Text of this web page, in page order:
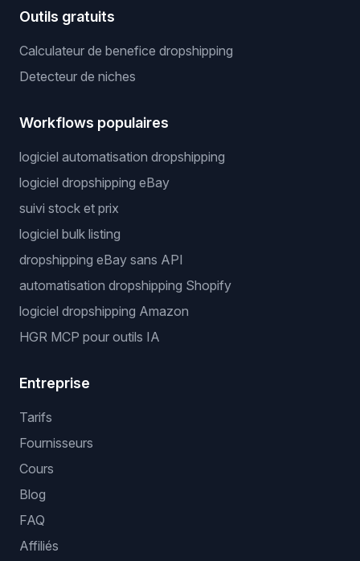
Outils gratuits
Calculateur de benefice dropshipping
Detecteur de niches
Workflows populaires
logiciel automatisation dropshipping
logiciel dropshipping eBay
suivi stock et prix
logiciel bulk listing
dropshipping eBay sans API
automatisation dropshipping Shopify
logiciel dropshipping Amazon
HGR MCP pour outils IA
Entreprise
Tarifs
Fournisseurs
Cours
Blog
FAQ
Affiliés